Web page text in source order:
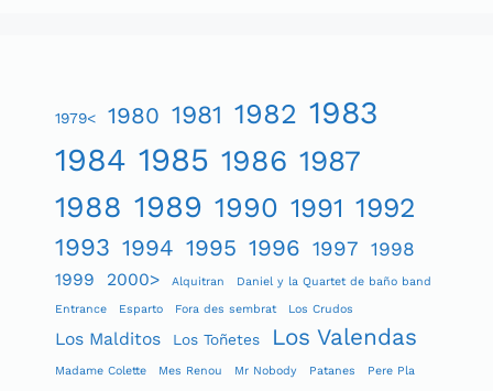
1979< 1980 1981 1982 1983
1984 1985 1986 1987
1988 1989 1990 1991 1992
1993 1994 1995 1996 1997 1998
1999 2000> Alquitran
Daniel y la Quartet de baño band
Entrance
Esparto Fora des sembrat Los Crudos
Los Malditos Los Toñetes Los Valendas
Madame Colette Mes Renou Mr Nobody Patanes Pere Pla